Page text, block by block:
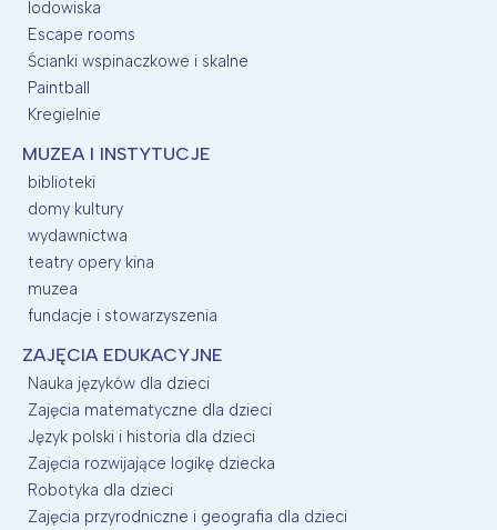
lodowiska
Escape rooms
Ścianki wspinaczkowe i skalne
Paintball
Kregielnie
MUZEA I INSTYTUCJE
biblioteki
domy kultury
wydawnictwa
teatry opery kina
muzea
fundacje i stowarzyszenia
ZAJĘCIA EDUKACYJNE
Nauka języków dla dzieci
Zajęcia matematyczne dla dzieci
Język polski i historia dla dzieci
Zajęcia rozwijające logikę dziecka
Robotyka dla dzieci
Zajęcia przyrodniczne i geografia dla dzieci